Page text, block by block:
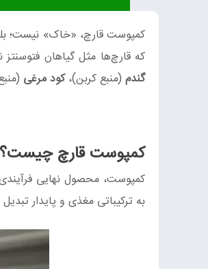
کمپوست قارچ، «خاک» نیست؛
که قارچ‌ها مثل گیاهان
گندم (منبع کربن)،کود مرغی
کمپوست قارچ چیست؟
کمپوست، محصول نهایی
به ترکیباتی مغذی و پایدار